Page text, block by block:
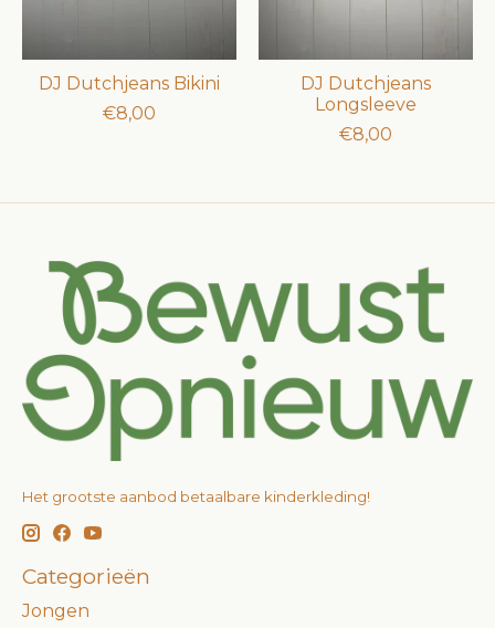
DJ Dutchjeans Bikini
€8,00
DJ Dutchjeans
Longsleeve
€8,00
Het grootste aanbod betaalbare kinderkleding!
Categorieën
Jongen